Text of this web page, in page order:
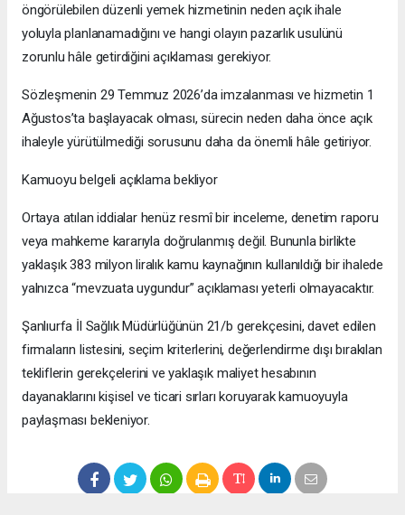
öngörülebilen düzenli yemek hizmetinin neden açık ihale
yoluyla planlanamadığını ve hangi olayın pazarlık usulünü
zorunlu hâle getirdiğini açıklaması gerekiyor.
Sözleşmenin 29 Temmuz 2026’da imzalanması ve hizmetin 1
Ağustos’ta başlayacak olması, sürecin neden daha önce açık
ihaleyle yürütülmediği sorusunu daha da önemli hâle getiriyor.
Kamuoyu belgeli açıklama bekliyor
Ortaya atılan iddialar henüz resmî bir inceleme, denetim raporu
veya mahkeme kararıyla doğrulanmış değil. Bununla birlikte
yaklaşık 383 milyon liralık kamu kaynağının kullanıldığı bir ihalede
yalnızca “mevzuata uygundur” açıklaması yeterli olmayacaktır.
Şanlıurfa İl Sağlık Müdürlüğünün 21/b gerekçesini, davet edilen
firmaların listesini, seçim kriterlerini, değerlendirme dışı bırakılan
tekliflerin gerekçelerini ve yaklaşık maliyet hesabının
dayanaklarını kişisel ve ticari sırları koruyarak kamuoyuyla
paylaşması bekleniyor.